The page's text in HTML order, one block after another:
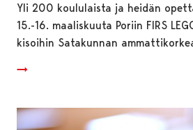
Yli 200 koululaista ja heidän
15.-16. maaliskuuta Poriin FIRS
kisoihin Satakunnan